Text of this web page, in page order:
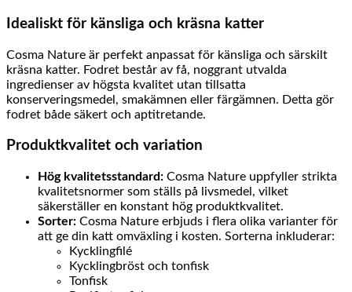
Idealiskt för känsliga och kräsna katter
Cosma Nature är perfekt anpassat för känsliga och särskilt
kräsna katter. Fodret består av få, noggrant utvalda
ingredienser av högsta kvalitet utan tillsatta
konserveringsmedel, smakämnen eller färgämnen. Detta gör
fodret både säkert och aptitretande.
Produktkvalitet och variation
Hög kvalitetsstandard: Cosma Nature uppfyller strikta
kvalitetsnormer som ställs på livsmedel, vilket
säkerställer en konstant hög produktkvalitet.
Sorter: Cosma Nature erbjuds i flera olika varianter för
att ge din katt omväxling i kosten. Sorterna inkluderar:
Kycklingfilé
Kycklingbröst och tonfisk
Tonfisk